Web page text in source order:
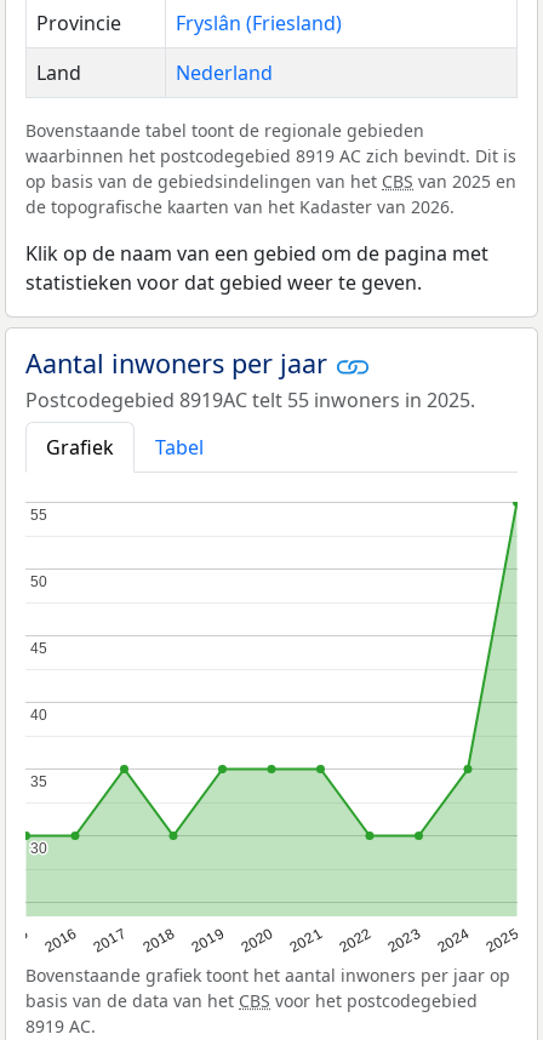
Provincie
Fryslân (Friesland)
Land
Nederland
Bovenstaande tabel toont de regionale gebieden
waarbinnen het postcodegebied 8919 AC zich bevindt. Dit is
op basis van de gebiedsindelingen van het CBS van 2025 en
de topografische kaarten van het Kadaster van 2026.
Klik op de naam van een gebied om de pagina met
statistieken voor dat gebied weer te geven.
Aantal inwoners per jaar
Postcodegebied 8919AC telt 55 inwoners in 2025.
Grafiek
Tabel
2016 2017 2018 2019 2020 2021 2022 2023 2024 2025
30
30
35
35
40
40
45
45
50
50
55
55
Bovenstaande grafiek toont het aantal inwoners per jaar op
basis van de data van het CBS voor het postcodegebied
8919 AC.